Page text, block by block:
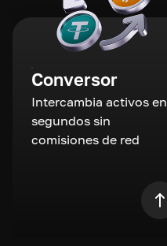
Conversor
Intercambia activos en
segundos sin
comisiones de red